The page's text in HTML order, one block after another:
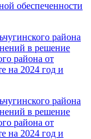
обеспеченности
района
в решение
района от
на 2024 год и
района
в решение
района от
на 2024 год и